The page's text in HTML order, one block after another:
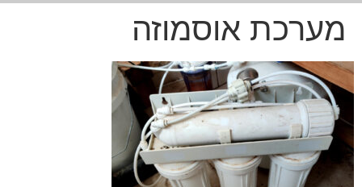
מערכת אוסמוזה